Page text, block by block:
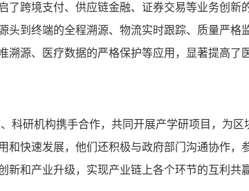
跨境支付、供应链金融、证券交易等业务创
到终端的全程溯源、物流实时跟踪、质量严
源、医疗数据的严格保护等应用，显著提高了
科研机构携手合作，共同开展产学研项目，为
快速发展，他们还积极与政府部门沟通协作
和产业升级，实现产业链上各个环节的互利共赢